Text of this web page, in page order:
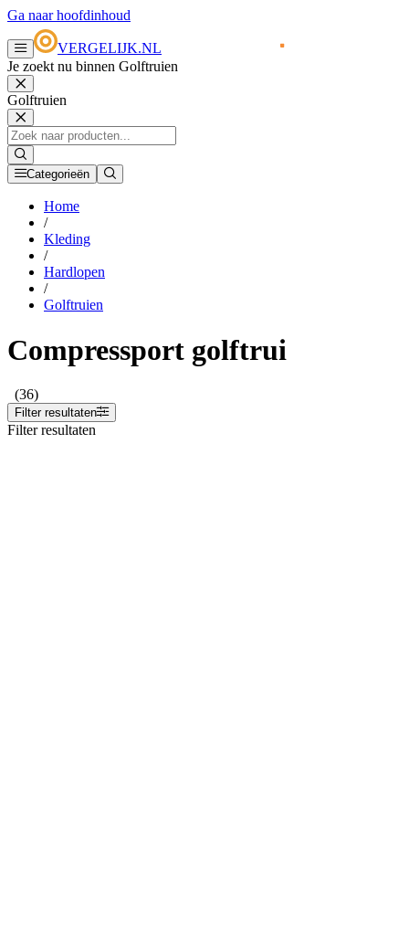
Ga naar hoofdinhoud
VERGELIJK.NL
Je zoekt nu binnen Golftruien
Golftruien
Categorieën
Home
/
Kleding
/
Hardlopen
/
Golftruien
Compressport golftrui
(36)
Filter resultaten
Filter resultaten